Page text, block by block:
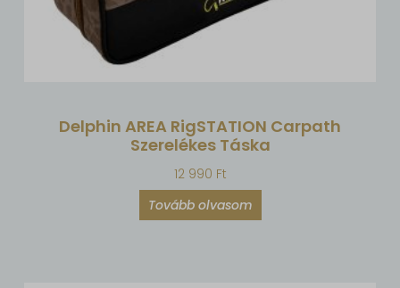
Delphin AREA RigSTATION Carpath
Szerelékes Táska
12 990 Ft
Tovább olvasom